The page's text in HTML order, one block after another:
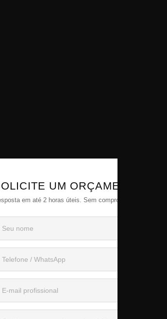
UM ORÇAMENTO
em até 2 horas úteis. Sem compromisso.